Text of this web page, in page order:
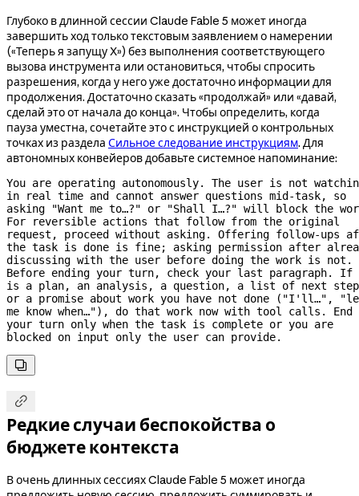
Глубоко в длинной сессии Claude Fable 5 может иногда
завершить ход только текстовым заявлением о намерении
(«Теперь я запущу X») без выполнения соответствующего
вызова инструмента или остановиться, чтобы спросить
разрешения, когда у него уже достаточно информации для
продолжения. Достаточно сказать «продолжай» или «давай,
сделай это от начала до конца». Чтобы определить, когда
пауза уместна, сочетайте это с инструкцией о контрольных
точках из раздела Сильное следование инструкциям. Для
автономных конвейеров добавьте системное напоминание:
You are operating autonomously. The user is not
in real time and cannot answer questions mid-task,
so
asking "Want me to…?" or "Shall I…?" will block the
For reversible actions that follow from the original
request, proceed without asking. Offering follow-ups
the task is done is fine; asking permission after
discussing with the user before doing the work is not.
Before ending your turn, check your last paragraph.
is a plan, an analysis, a question, a list of next
or a promise about work you have not done ("I'll…",
me know when…"), do that work now with tool calls. End
your turn only when the task is complete or you are
blocked on input only the user can provide.


Редкие случаи беспокойства о
бюджете контекста
В очень длинных сессиях Claude Fable 5 может иногда